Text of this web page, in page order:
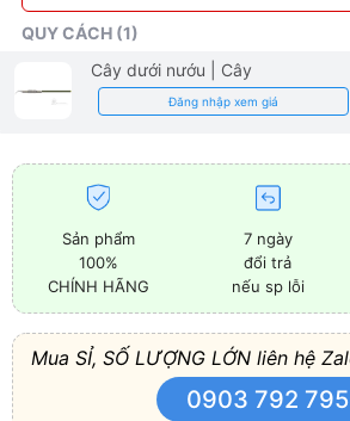
QUY CÁCH (1)
Cây dưới nướu
| Cây
Đăng nhập xem giá
Sản phẩm
100%
CHÍNH HÃNG
7 ngày
đổi trả
nếu sp lỗi
Mua SỈ, SỐ LƯỢNG LỚN liên hệ
0903 792 795